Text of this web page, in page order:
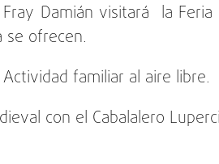
Fray Damián visitará la
se ofrecen.
familiar al aire libre.
con el Cabalalero